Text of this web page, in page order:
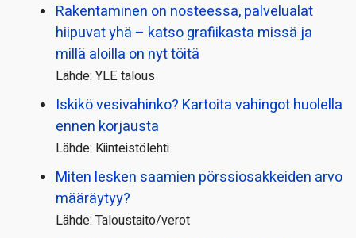
Rakentaminen on nosteessa, palvelualat
hiipuvat yhä – katso grafiikasta missä ja
millä aloilla on nyt töitä
Lähde: YLE talous
Iskikö vesivahinko? Kartoita vahingot huolella
ennen korjausta
Lähde: Kiinteistölehti
Miten lesken saamien pörssi­osakkeiden arvo
määräytyy?
Lähde: Taloustaito/verot